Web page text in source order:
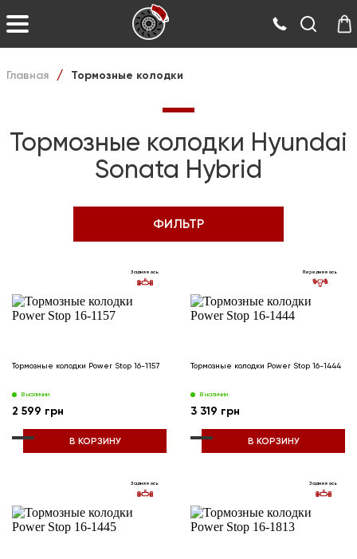
Главная / Тормозные колодки
Тормозные колодки Hyundai
Sonata Hybrid
ФИЛЬТР
Задняя ось
Тормозные колодки Power Stop 16-1157
В наличии
2 599 грн
В КОРЗИНУ
Передняя ось
Тормозные колодки Power Stop 16-1444
В наличии
3 319 грн
В КОРЗИНУ
Задняя ось Задняя ось